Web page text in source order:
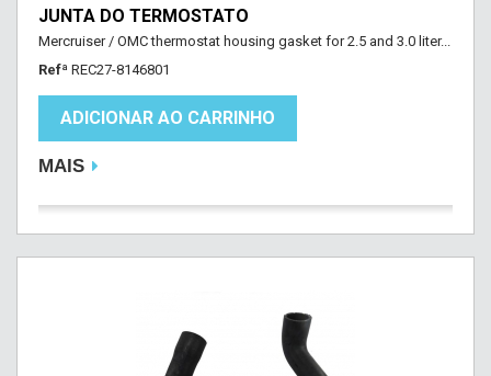
JUNTA DO TERMOSTATO
Mercruiser / OMC thermostat housing gasket for 2.5 and 3.0 liter...
Refª REC27-8146801
ADICIONAR AO CARRINHO
MAIS